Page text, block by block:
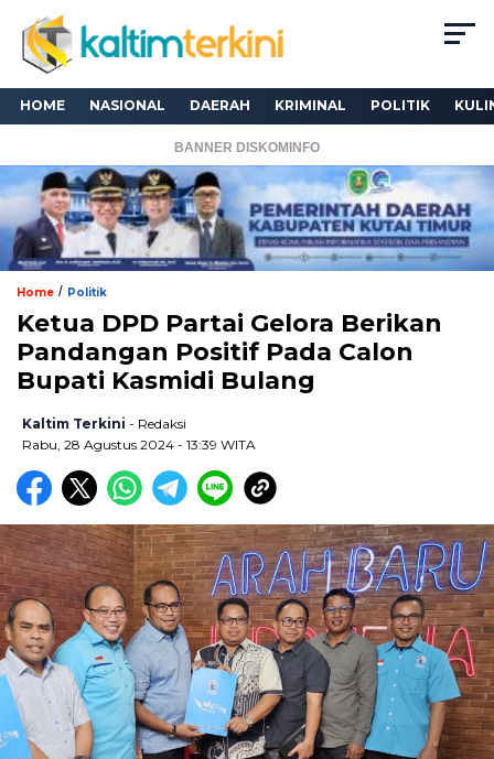
HOME NASIONAL DAERAH KRIMINAL POLITIK
BANNER DISKOMINFO
Home / Politik
Ketua DPD Partai Gelora Berikan
Pandangan Positif Pada Calon
Bupati Kasmidi Bulang
Kaltim Terkini - Redaksi
Rabu, 28 Agustus 2024 - 13:39 WITA